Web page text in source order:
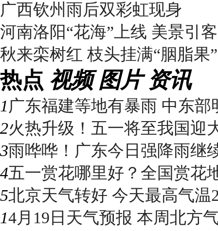
广西钦州雨后双彩虹现身
河南洛阳“花海”上线 美景引
秋来栾树红 枝头挂满“胭脂果”
热点 视频 图片 资讯
1 广东福建等地有暴雨 中东部
2火热升级！五一将至我国迎
3雨哗哗！广东今日强降雨继
4五一赏花哪里好？全国赏花
5北京天气转好 今天最高气
14月19日天气预报 本周北方